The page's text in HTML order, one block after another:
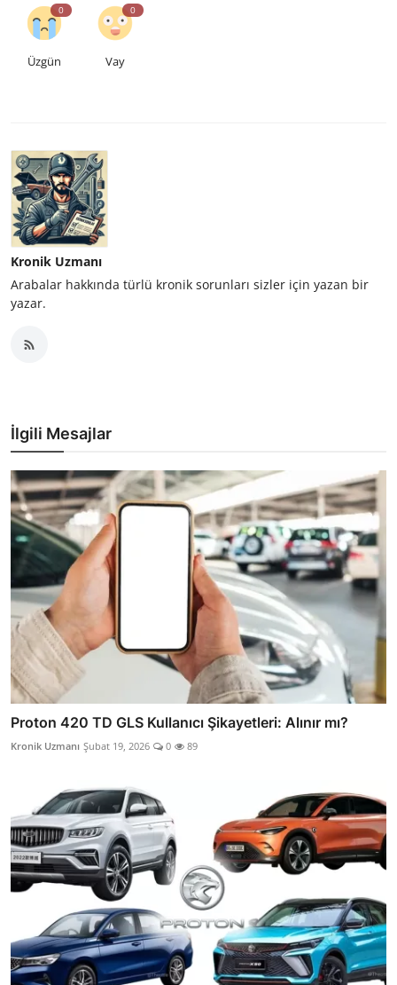
0
Üzgün
0
Vay
Kronik Uzmanı
Arabalar hakkında türlü kronik sorunları sizler için yazan bir
yazar.
İlgili Mesajlar
Proton 420 TD GLS Kullanıcı Şikayetleri: Alınır mı?
Kronik Uzmanı Şubat 19, 2026 0 89